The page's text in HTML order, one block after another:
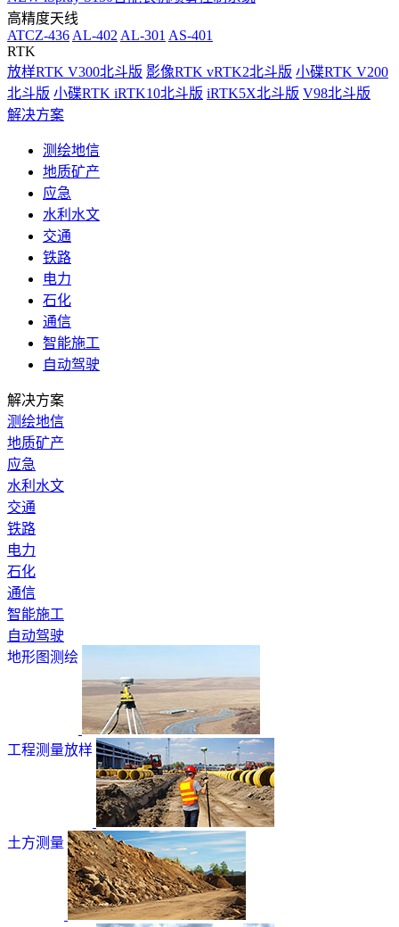
高精度天线
ATCZ-436 AL-402 AL-301 AS-401
RTK
放样RTK V300北斗版 影像RTK vRTK2北斗版 小碟RTK V200
北斗版 小碟RTK iRTK10北斗版 iRTK5X北斗版 V98北斗版
解决方案
测绘地信
地质矿产
应急
水利水文
交通
铁路
电力
石化
通信
智能施工
自动驾驶
解决方案
测绘地信
地质矿产
应急
水利水文
交通
铁路
电力
石化
通信
智能施工
自动驾驶
地形图测绘
工程测量放样
土方测量